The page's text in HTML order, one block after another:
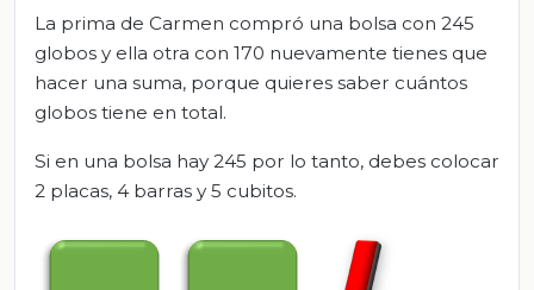
La prima de Carmen compró una bolsa con 245
globos y ella otra con 170 nuevamente tienes que
hacer una suma, porque quieres saber cuántos
globos tiene en total.
Si en una bolsa hay 245 por lo tanto, debes colocar
2 placas, 4 barras y 5 cubitos.